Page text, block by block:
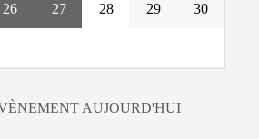
26 27 28 29 30
AUJOURD'HUI